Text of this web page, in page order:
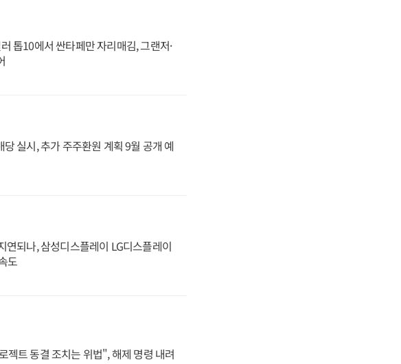
톱10에서 싼타페만 자리매김, 그랜저·
실시, 추가 주주환원 계획 9월 공개 예
연되나, 삼성디스플레이 LG디스플레이
도
젝트 동결 조치는 위법", 해제 명령 내려